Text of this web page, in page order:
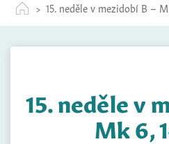
c
15. neděle v mezidobí B –
15. neděle v
Mk 6,